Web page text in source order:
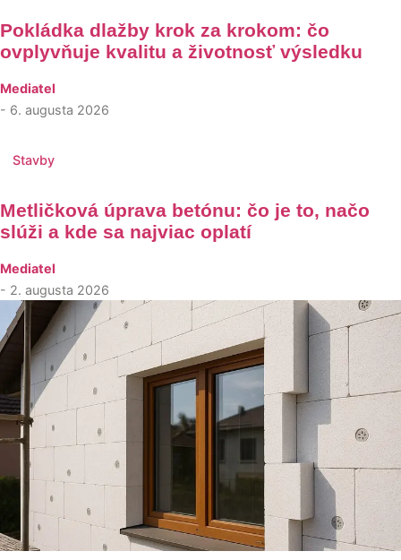
Pokládka dlažby krok za krokom: čo
ovplyvňuje kvalitu a životnosť výsledku
Mediatel
- 6. augusta 2026
Stavby
Metličková úprava betónu: čo je to, načo
slúži a kde sa najviac oplatí
Mediatel
- 2. augusta 2026